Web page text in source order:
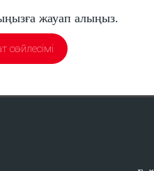
жауап алыңыз.
сөйлесімі